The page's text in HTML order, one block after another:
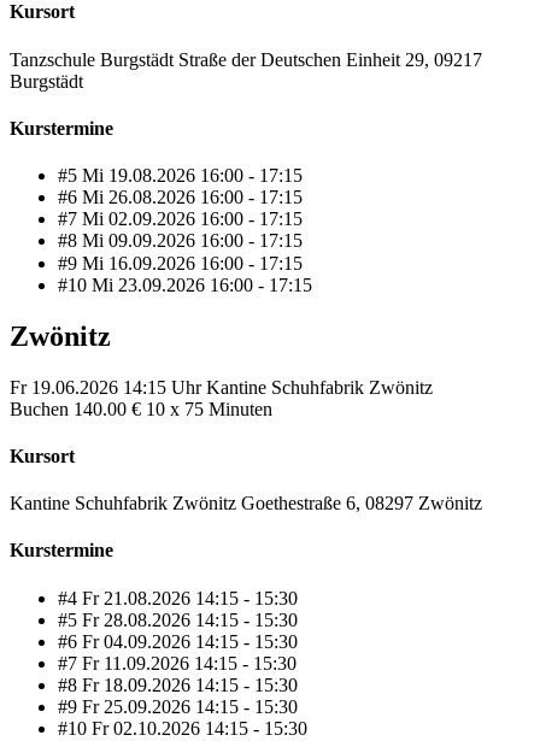
Kursort
Tanzschule Burgstädt Straße der Deutschen Einheit 29, 09217
Burgstädt
Kurstermine
#5 Mi 19.08.2026 16:00 - 17:15
#6 Mi 26.08.2026 16:00 - 17:15
#7 Mi 02.09.2026 16:00 - 17:15
#8 Mi 09.09.2026 16:00 - 17:15
#9 Mi 16.09.2026 16:00 - 17:15
#10 Mi 23.09.2026 16:00 - 17:15
Zwönitz
Fr 19.06.2026 14:15 Uhr Kantine Schuhfabrik Zwönitz
Buchen 140.00 € 10 x 75 Minuten
Kursort
Kantine Schuhfabrik Zwönitz Goethestraße 6, 08297 Zwönitz
Kurstermine
#4 Fr 21.08.2026 14:15 - 15:30
#5 Fr 28.08.2026 14:15 - 15:30
#6 Fr 04.09.2026 14:15 - 15:30
#7 Fr 11.09.2026 14:15 - 15:30
#8 Fr 18.09.2026 14:15 - 15:30
#9 Fr 25.09.2026 14:15 - 15:30
#10 Fr 02.10.2026 14:15 - 15:30